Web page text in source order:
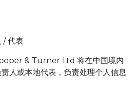
/ 代表
& Turner Ltd 将在中国境内
人或本地代表，负责处理个人信息